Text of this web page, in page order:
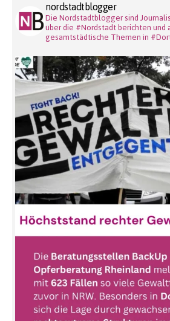
nordstadtblogger
Die Nordstadtblogger sind
über die #Nordstadt berichten und
gesamtstädtische Themen in